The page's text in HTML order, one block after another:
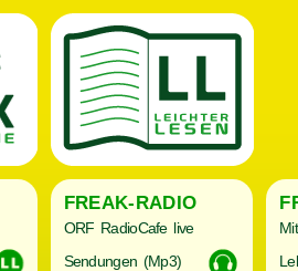
FREAK-RADIO
ORF RadioCafe live
Sendungen (Mp3)